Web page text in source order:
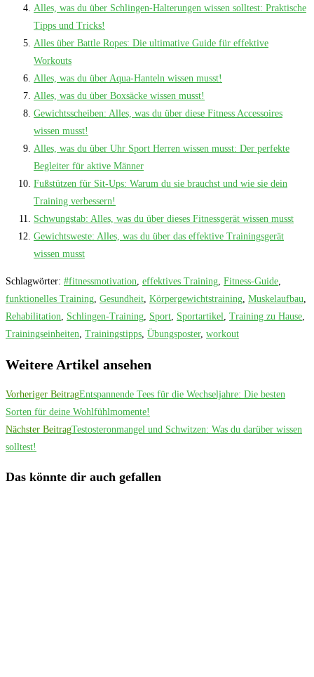
Alles, was du über Schlingen-Halterungen wissen solltest: Praktische
Tipps und Tricks!
Alles über Battle Ropes: Die ultimative Guide für effektive
Workouts
Alles, was du über Aqua-Hanteln wissen musst!
Alles, was du über Boxsäcke wissen musst!
Gewichtsscheiben: Alles, was du über diese Fitness Accessoires
wissen musst!
Alles, was du über Uhr Sport Herren wissen musst: Der perfekte
Begleiter für aktive Männer
Fußstützen für Sit-Ups: Warum du sie brauchst und wie sie dein
Training verbessern!
Schwungstab: Alles, was du über dieses Fitnessgerät wissen musst
Gewichtsweste: Alles, was du über das effektive Trainingsgerät
wissen musst
Schlagwörter: #fitnessmotivation, effektives Training, Fitness-Guide,
funktionelles Training, Gesundheit, Körpergewichtstraining, Muskelaufbau,
Rehabilitation, Schlingen-Training, Sport, Sportartikel, Training zu Hause,
Trainingseinheiten, Trainingstipps, Übungsposter, workout
Weitere Artikel ansehen
Vorheriger BeitragEntspannende Tees für die Wechseljahre: Die besten
Sorten für deine Wohlfühlmomente!
Nächster BeitragTestosteronmangel und Schwitzen: Was du darüber wissen
solltest!
Das könnte dir auch gefallen